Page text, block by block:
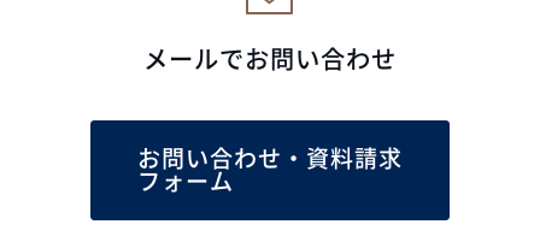
メールでお問い合わせ
お問い合わせ・資料請求
フォーム